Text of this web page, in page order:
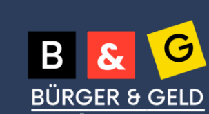
Inhalt
springen